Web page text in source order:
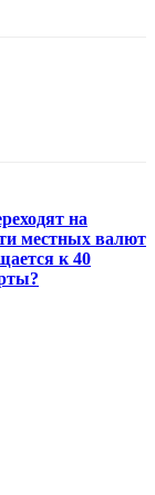
на
местных валют
к 40